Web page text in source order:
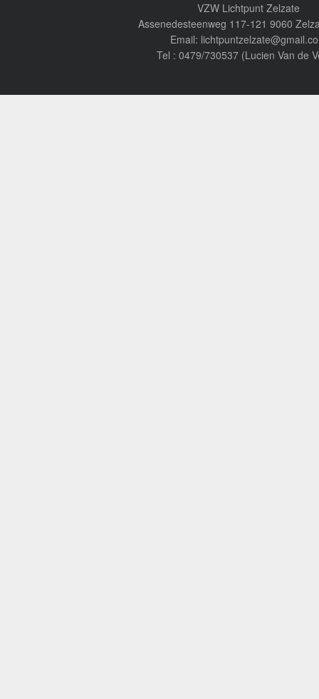
VZW Lichtpunt Zelzate
Assenedesteenweg 117-121 9060
Email:
Tel : 0479/730537 (Lucien Van de